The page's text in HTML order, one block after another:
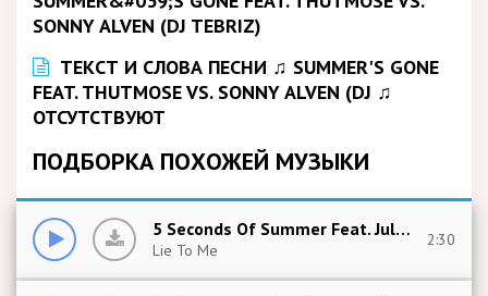
ТЕКСТ И СЛОВА ПЕСНИ ♫ SUMMER'S GONE
FEAT. THUTMOSE VS. SONNY ALVEN (DJ ♫
ОТСУТСТВУЮТ
ПОДБОРКА ПОХОЖЕЙ МУЗЫКИ
5 Seconds Of Summer Feat. Julia Michaels
Lie To Me
2:30